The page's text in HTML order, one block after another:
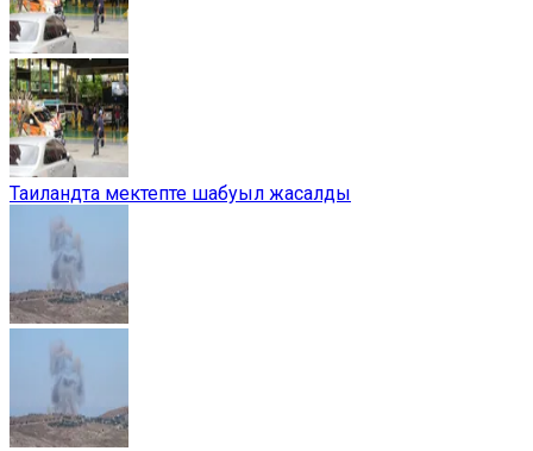
Таиландта мектепте шабуыл жасалды